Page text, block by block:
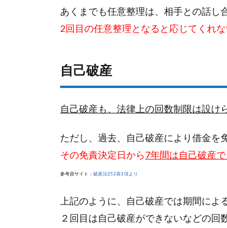
あくまでも任意整理は、相手との話し
2回目の任意整理となると応じてくれな
自己破産
自己破産も、法律上の回数制限は設け
ただし、過去、自己破産により借金を
その免責決定日から7年間は自己破産
参考資サイト： 破産法252条1項より
上記のように、自己破産では期間によ
２回目は自己破産ができないなどの回